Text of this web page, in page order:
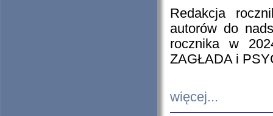
Redakcja
autorów do
rocznika w
ZAGŁADA i
więcej...